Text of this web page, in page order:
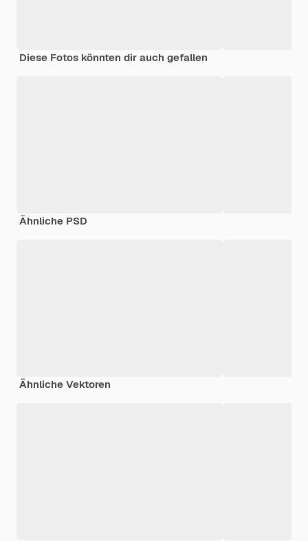
Diese Fotos könnten dir auch gefallen
Ähnliche PSD
Ähnliche Vektoren